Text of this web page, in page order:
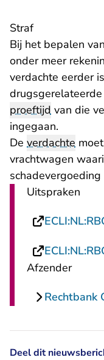
Straf
Bij het bepalen
onder meer
verdachte eerder
proeftijd van die
ingegaan.
De verdachte
vrachtwagen
Uitspraken
Afzender
Rechtbank
Deel dit